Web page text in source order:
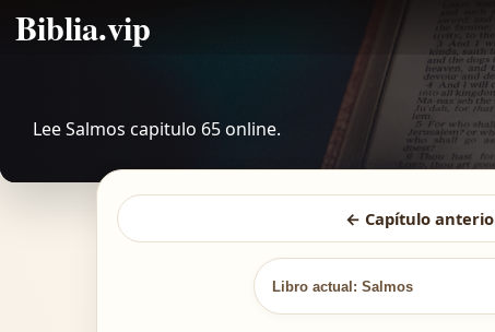
Biblia.vip
Lee Salmos capitulo 65 online.
← Capítulo
Libro actual: Salmos